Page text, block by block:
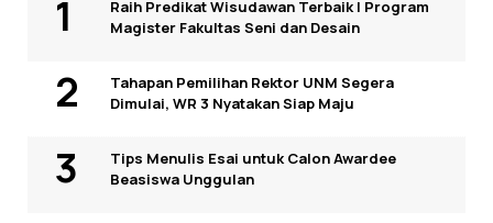
Raih Predikat Wisudawan Terbaik I Program
Magister Fakultas Seni dan Desain
Tahapan Pemilihan Rektor UNM Segera
Dimulai, WR 3 Nyatakan Siap Maju
Tips Menulis Esai untuk Calon Awardee
Beasiswa Unggulan